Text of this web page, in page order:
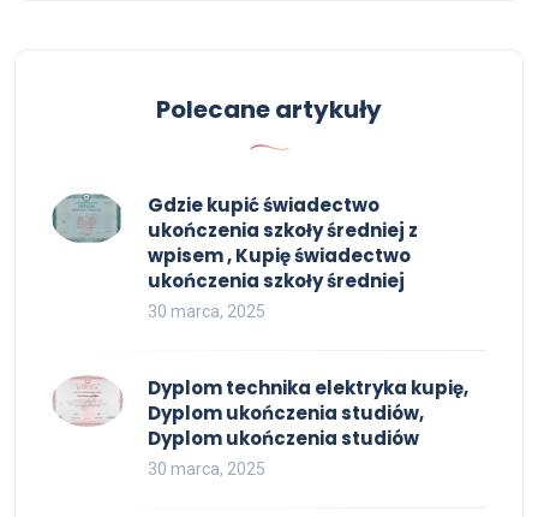
Polecane artykuły
Gdzie kupić świadectwo
ukończenia szkoły średniej z
wpisem , Kupię świadectwo
ukończenia szkoły średniej
30 marca, 2025
Dyplom technika elektryka kupię,
Dyplom ukończenia studiów,
Dyplom ukończenia studiów
30 marca, 2025